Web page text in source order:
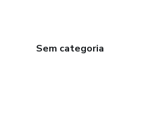
Sem categoria